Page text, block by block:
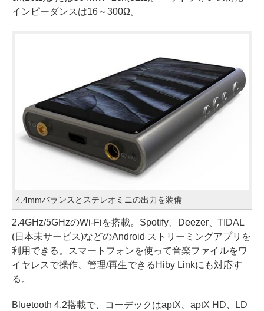
インピーダンスは16～300Ω。
4.4mmバランスとステレオミニの出力を装備
2.4GHz/5GHzのWi-Fiを搭載。Spotify、Deezer、TIDAL
(日本未サービス)などのAndroid ストリーミングアプリを
利用できる。スマートフォンを使って音楽ファイルをワ
イヤレスで操作、管理/再生できるHiby Linkにも対応す
る。
Bluetooth 4.2搭載で、コーデックはaptX、aptX HD、LD